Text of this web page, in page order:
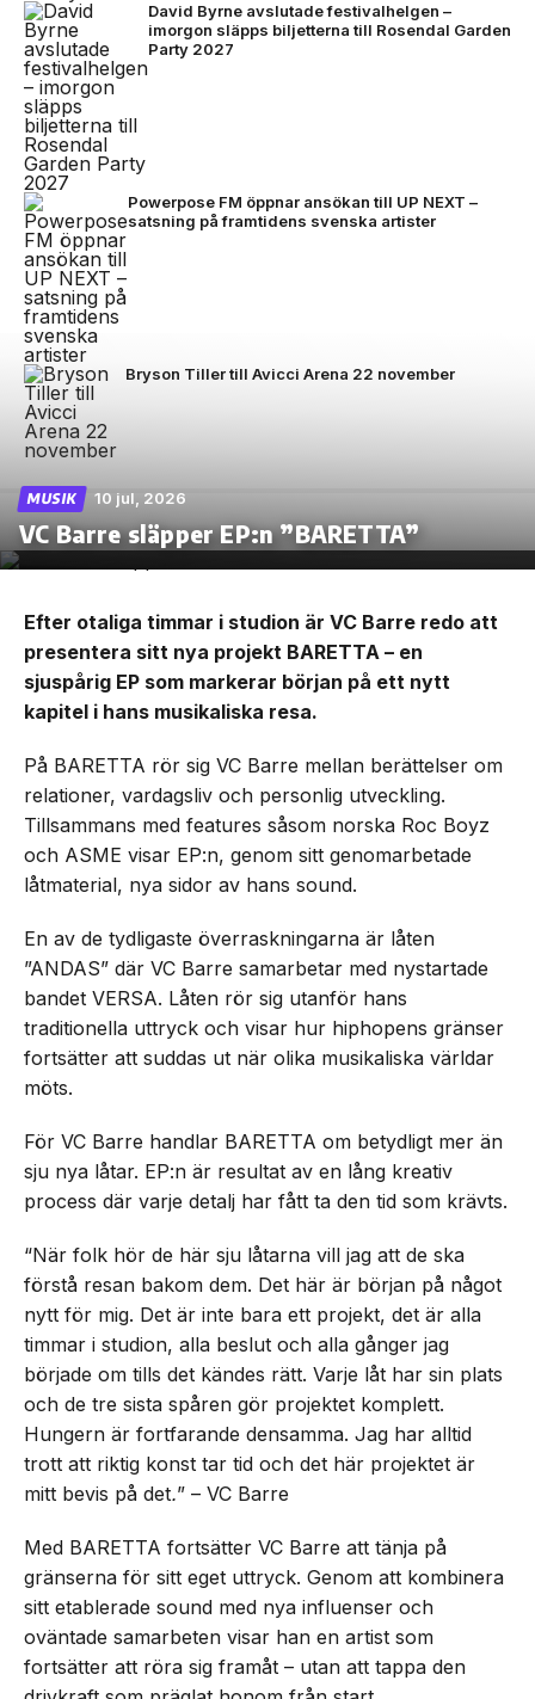
David Byrne avslutade festivalhelgen –
imorgon släpps biljetterna till Rosendal Garden
Party 2027
Powerpose FM öppnar ansökan till UP NEXT –
satsning på framtidens svenska artister
Bryson Tiller till Avicci Arena 22 november
MUSIK 10 jul, 2026
VC Barre släpper EP:n ”BARETTA”
Efter otaliga timmar i studion är VC Barre redo att
presentera sitt nya projekt BARETTA – en
sjuspårig EP som markerar början på ett nytt
kapitel i hans musikaliska resa.
På BARETTA rör sig VC Barre mellan berättelser om
relationer, vardagsliv och personlig utveckling.
Tillsammans med features såsom norska Roc Boyz
och ASME visar EP:n, genom sitt genomarbetade
låtmaterial, nya sidor av hans sound.
En av de tydligaste överraskningarna är låten
”ANDAS” där VC Barre samarbetar med nystartade
bandet VERSA. Låten rör sig utanför hans
traditionella uttryck och visar hur hiphopens gränser
fortsätter att suddas ut när olika musikaliska världar
möts.
För VC Barre handlar BARETTA om betydligt mer än
sju nya låtar. EP:n är resultat av en lång kreativ
process där varje detalj har fått ta den tid som krävts.
“När folk hör de här sju låtarna vill jag att de ska
förstå resan bakom dem. Det här är början på något
nytt för mig. Det är inte bara ett projekt, det är alla
timmar i studion, alla beslut och alla gånger jag
började om tills det kändes rätt. Varje låt har sin plats
och de tre sista spåren gör projektet komplett.
Hungern är fortfarande densamma. Jag har alltid
trott att riktig konst tar tid och det här projektet är
mitt bevis på det.” – VC Barre
Med BARETTA fortsätter VC Barre att tänja på
gränserna för sitt eget uttryck. Genom att kombinera
sitt etablerade sound med nya influenser och
oväntade samarbeten visar han en artist som
fortsätter att röra sig framåt – utan att tappa den